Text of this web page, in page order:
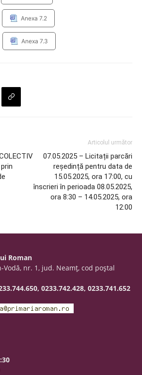
Anexa 7.2
Anexa 7.3
Articolul următor
07.05.2025 – Licitații parcări
reședință pentru data de
15.05.2025, ora 17:00, cu
înscrieri în perioada 08.05.2025,
ora 8:30 – 14.05.2025, ora
12:00
Roman
Vodă, nr. 1, jud. Neamţ, cod poştal
0233.742.428, 0233.741.652